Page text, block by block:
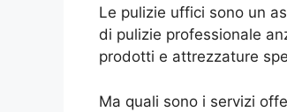
Le pulizie uffici sono un
di pulizie professionale
prodotti e attrezzature
Ma quali sono i servizi